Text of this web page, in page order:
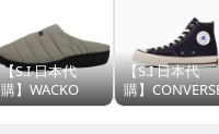
【S.I 日本代
購】WACKO
MARIA ×
【S.I 日本代
購】
japan ALL